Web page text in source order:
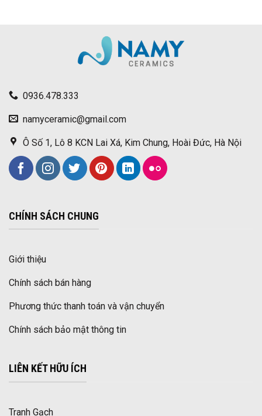
0936.478.333
namyceramic@gmail.com
Ô Số 1, Lô 8 KCN Lai Xá, Kim Chung, Hoài Đức, Hà Nội
CHÍNH SÁCH CHUNG
Giới thiệu
Chính sách bán hàng
Phương thức thanh toán và vận chuyển
Chính sách bảo mật thông tin
LIÊN KẾT HỮU ÍCH
Tranh Gạch